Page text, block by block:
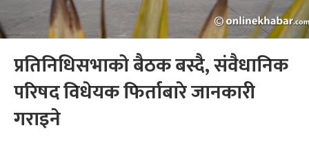
प्रतिनिधिसभाको बैठक बस्दै, संवैधानिक
परिषद विधेयक फिर्ताबारे जानकारी
गराइने